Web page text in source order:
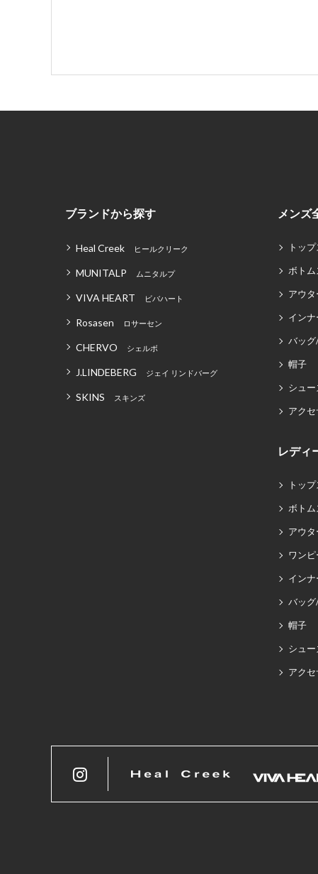
ブランドから探す
Heal Creek ヒールクリーク
MUNITALP ムニタルプ
VIVA HEART ビバハート
Rosasen ロサーセン
CHERVO シェルボ
J.LINDEBERG ジェイ リンドバーグ
SKINS スキンズ
メンズ
トップ
ボトム
アウタ
インナ
バッ
帽子
シュー
アク
レディ
トップ
ボトム
アウタ
ワンピ
インナ
バッ
帽子
シュー
アク